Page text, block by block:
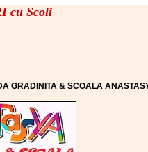
cu Scoli
GRADINITA & SCOALA